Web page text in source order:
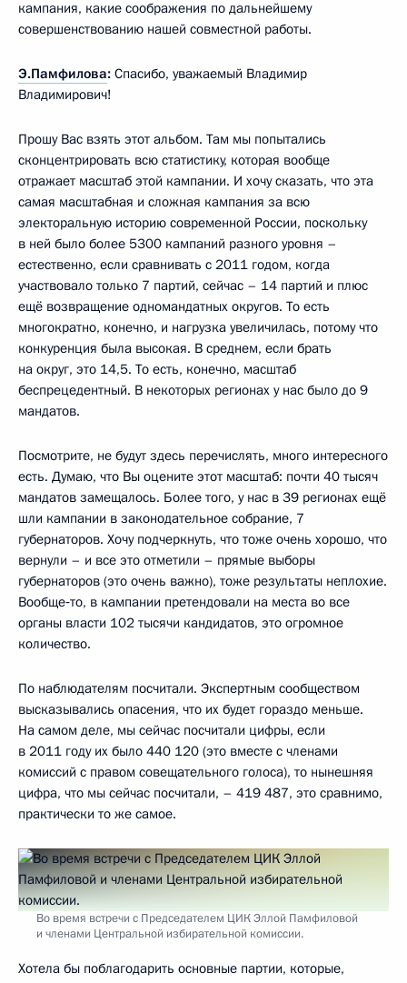
кампания, какие соображения по дальнейшему
совершенствованию нашей совместной работы.
Э.Памфилова: Спасибо, уважаемый Владимир
Владимирович!
Прошу Вас взять этот альбом. Там мы попытались
сконцентрировать всю статистику, которая вообще
отражает масштаб этой кампании. И хочу сказать, что эта
самая масштабная и сложная кампания за всю
электоральную историю современной России, поскольку
в ней было более 5300 кампаний разного уровня –
естественно, если сравнивать с 2011 годом, когда
участвовало только 7 партий, сейчас – 14 партий и плюс
ещё возвращение одномандатных округов. То есть
многократно, конечно, и нагрузка увеличилась, потому что
конкуренция была высокая. В среднем, если брать
на округ, это 14,5. То есть, конечно, масштаб
беспрецедентный. В некоторых регионах у нас было до 9
мандатов.
Посмотрите, не будут здесь перечислять, много интересного
есть. Думаю, что Вы оцените этот масштаб: почти 40 тысяч
мандатов замещалось. Более того, у нас в 39 регионах ещё
шли кампании в законодательное собрание, 7
губернаторов. Хочу подчеркнуть, что тоже очень хорошо, что
вернули – и все это отметили – прямые выборы
губернаторов (это очень важно), тоже результаты неплохие.
Вообще‑то, в кампании претендовали на места во все
органы власти 102 тысячи кандидатов, это огромное
количество.
По наблюдателям посчитали. Экспертным сообществом
высказывались опасения, что их будет гораздо меньше.
На самом деле, мы сейчас посчитали цифры, если
в 2011 году их было 440 120 (это вместе с членами
комиссий с правом совещательного голоса), то нынешняя
цифра, что мы сейчас посчитали, – 419 487, это сравнимо,
практически то же самое.
Во время встречи с Председателем ЦИК Эллой Памфиловой
и членами Центральной избирательной комиссии.
Хотела бы поблагодарить основные партии, которые,